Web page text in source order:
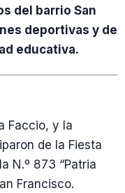
del barrio San
deportivas y de
educativa.
Faccio, y la
de la Fiesta
N.º 873 “Patria
Francisco.